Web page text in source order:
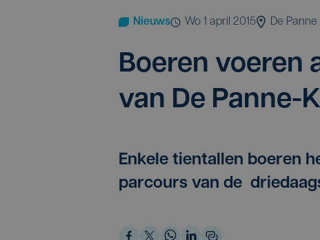
Nieuws wo 1 april 2015 De Panne
Boe­ren voe­ren
van De Panne-
Enkele tientallen boeren
parcours van de